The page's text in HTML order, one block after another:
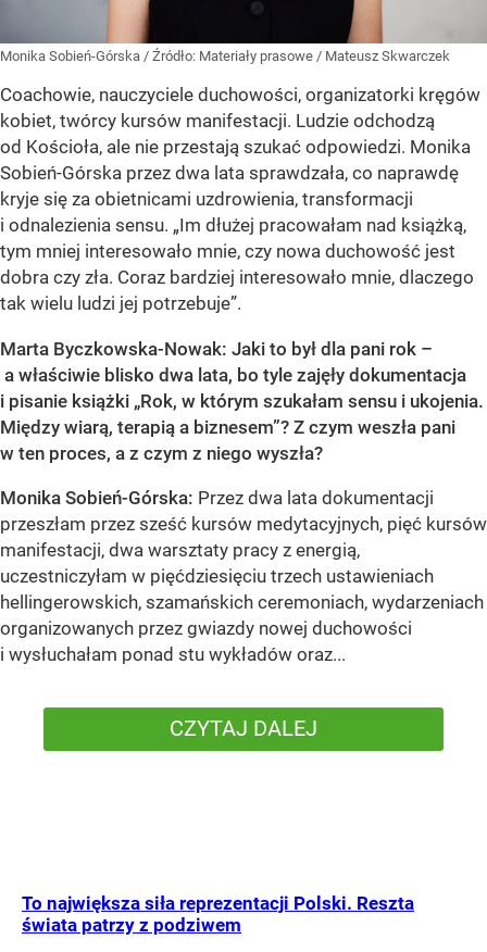
Monika Sobień-Górska / Źródło: Materiały prasowe / Mateusz Skwarczek
Coachowie, nauczyciele duchowości, organizatorki kręgów
kobiet, twórcy kursów manifestacji. Ludzie odchodzą
od Kościoła, ale nie przestają szukać odpowiedzi. Monika
Sobień-Górska przez dwa lata sprawdzała, co naprawdę
kryje się za obietnicami uzdrowienia, transformacji
i odnalezienia sensu. „Im dłużej pracowałam nad książką,
tym mniej interesowało mnie, czy nowa duchowość jest
dobra czy zła. Coraz bardziej interesowało mnie, dlaczego
tak wielu ludzi jej potrzebuje”.
Marta Byczkowska-Nowak: Jaki to był dla pani rok –
a właściwie blisko dwa lata, bo tyle zajęły dokumentacja
i pisanie książki „Rok, w którym szukałam sensu i ukojenia.
Między wiarą, terapią a biznesem”? Z czym weszła pani
w ten proces, a z czym z niego wyszła?
Monika Sobień-Górska: Przez dwa lata dokumentacji
przeszłam przez sześć kursów medytacyjnych, pięć kursów
manifestacji, dwa warsztaty pracy z energią,
uczestniczyłam w pięćdziesięciu trzech ustawieniach
hellingerowskich, szamańskich ceremoniach, wydarzeniach
organizowanych przez gwiazdy nowej duchowości
i wysłuchałam ponad stu wykładów oraz...
CZYTAJ DALEJ
To największa siła reprezentacji Polski. Reszta
świata patrzy z podziwem